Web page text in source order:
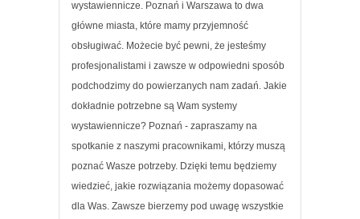
wystawiennicze. Poznań i Warszawa to dwa
główne miasta, które mamy przyjemność
obsługiwać. Możecie być pewni, że jesteśmy
profesjonalistami i zawsze w odpowiedni sposób
podchodzimy do powierzanych nam zadań. Jakie
dokładnie potrzebne są Wam systemy
wystawiennicze? Poznań - zapraszamy na
spotkanie z naszymi pracownikami, którzy muszą
poznać Wasze potrzeby. Dzięki temu będziemy
wiedzieć, jakie rozwiązania możemy dopasować
dla Was. Zawsze bierzemy pod uwagę wszystkie